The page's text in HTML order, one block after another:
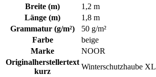
Breite (m)
1,2 m
Länge (m)
1,8 m
Grammatur (g/m²)
50 g/m²
Farbe
beige
Marke
NOOR
Originalherstellertext
kurz
Winterschutzhaube XL